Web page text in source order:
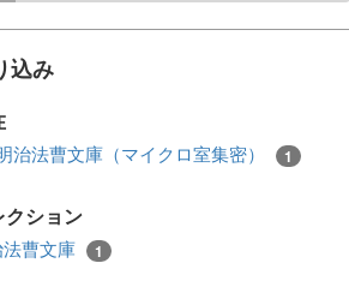
込み
治法曹文庫（マイクロ室集密） 1
クション
曹文庫 1